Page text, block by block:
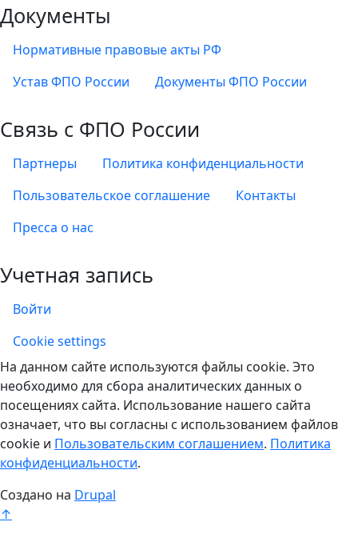
Документы
Нормативные правовые акты РФ
Устав ФПО России
Документы ФПО России
Связь с ФПО России
Партнеры
Политика конфиденциальности
Пользовательское соглашение
Контакты
Пресса о нас
Учетная запись
Войти
Учетная запись
Cookie settings
На данном сайте используются файлы cookie. Это
необходимо для сбора аналитических данных о
посещениях сайта. Использование нашего сайта
означает, что вы согласны с использованием файлов
cookie и Пользовательским соглашением. Политика
конфиденциальности.
Создано на Drupal
↑